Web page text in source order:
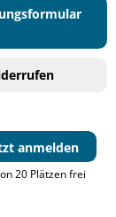
anmelden
20 Plätzen frei